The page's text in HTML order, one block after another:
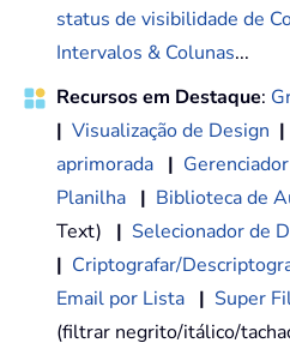
status de visibilidade de
Intervalos & Colunas...
Recursos em Destaque:
| Visualização de Design |
aprimorada |
Planilha | Biblioteca de
Text) | Selecionador de
| Criptografar/
Email por Lista | Super
(filtrar negrito/itálico/